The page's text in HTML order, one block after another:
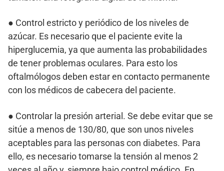
● Control estricto y periódico de los niveles de
azúcar. Es necesario que el paciente evite la
hiperglucemia, ya que aumenta las probabilidades
de tener problemas oculares. Para esto los
oftalmólogos deben estar en contacto permanente
con los médicos de cabecera del paciente.
● Controlar la presión arterial. Se debe evitar que se
sitúe a menos de 130/80, que son unos niveles
aceptables para las personas con diabetes. Para
ello, es necesario tomarse la tensión al menos 2